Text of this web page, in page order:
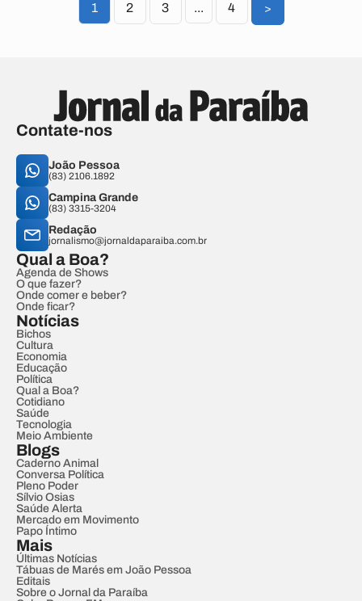
1 2 3 ... 4 >
Contate-nos
João Pessoa
(83) 2106.1892
Campina Grande
(83) 3315-3204
Redação
jornalismo@jornaldaparaiba.com.br
Qual a Boa?
Agenda de Shows
O que fazer?
Onde comer e beber?
Onde ficar?
Notícias
Bichos
Cultura
Economia
Educação
Política
Qual a Boa?
Cotidiano
Saúde
Tecnologia
Meio Ambiente
Blogs
Caderno Animal
Conversa Política
Pleno Poder
Sílvio Osias
Saúde Alerta
Mercado em Movimento
Papo Íntimo
Mais
Últimas Notícias
Tábuas de Marés em João Pessoa
Editais
Sobre o Jornal da Paraíba